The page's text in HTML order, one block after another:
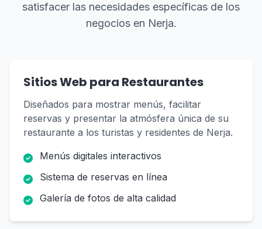
satisfacer las necesidades específicas de los
negocios en Nerja.
Sitios Web para Restaurantes
Diseñados para mostrar menús, facilitar
reservas y presentar la atmósfera única de su
restaurante a los turistas y residentes de Nerja.
Menús digitales interactivos
Sistema de reservas en línea
Galería de fotos de alta calidad